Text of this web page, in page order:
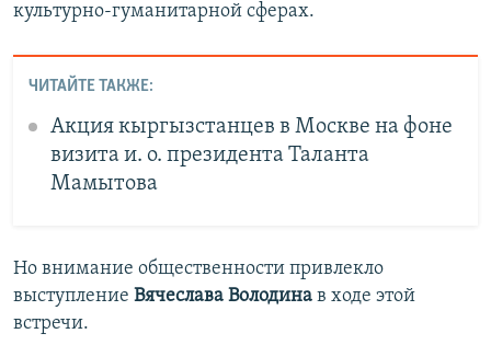
культурно-гуманитарной сферах.
ЧИТАЙТЕ ТАКЖЕ:
Акция кыргызстанцев в Москве на фоне
визита и. о. президента Таланта
Мамытова
Но внимание общественности привлекло
выступление Вячеслава Володина в ходе этой
встречи.